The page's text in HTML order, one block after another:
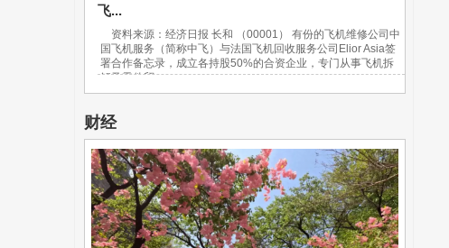
飞...
资料来源：经济日报 长和 （00001） 有份的飞机维修公司中
国飞机服务（简称中飞）与法国飞机回收服务公司Elior Asia签
署合作备忘录，成立各持股50%的合资企业，专门从事飞机拆
解及零件贸...
财经